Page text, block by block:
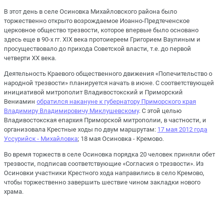
В этот день в селе Осиновка Михайловского района было
торжественно открыто возрождаемое Иоанно-Предтеченское
церковное общество трезвости, которое впервые было основано
здесь еще в 90-х гг. XIX века протоиереем Григорием Ваулиным и
просуществовало до прихода Советской власти, т.е. до первой
четверти XX века.
Деятельность Краевого общественного движения «Попечительство о
народной трезвости» планируется начать в июне. С соответствующей
инициативой митрополит Владивостокский и Приморский
Вениамин обратился накануне к губернатору Приморского края
Владимиру Владимировичу Миклушевскому. С этой целью
Владивостокская епархия Приморской митрополии, в частности, и
организовала Крестные ходы по двум маршрутам: 17 мая 2012 года
Уссурийск - Михайловка; 18 мая Осиновка - Кремово.
Во время торжеств в селе Осиновка порядка 20 человек приняли обет
трезвости, подписав соответствующие «Согласия о трезвости». Из
Осиновки участники Крестного хода направились в село Кремово,
чтобы торжественно завершить шествие чином закладки нового
храма.